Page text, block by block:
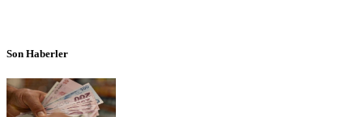
Son Haberler